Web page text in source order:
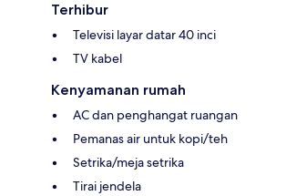
Terhibur
Televisi layar datar 40 inci
TV kabel
Kenyamanan rumah
AC dan penghangat ruangan
Pemanas air untuk kopi/teh
Setrika/meja setrika
Tirai jendela